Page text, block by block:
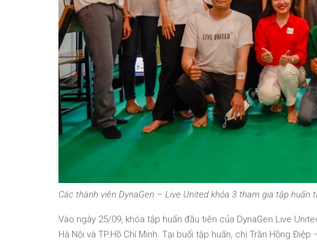
Các thành viên DynaGen – Live United khóa 3 tham gia tập huấn
Vào ngày 25/09, khóa tập huấn đầu tiên của DynaGen Live
Hà Nội và TP.Hồ Chí Minh. Tại buổi tập huấn, chị Trần Hồng